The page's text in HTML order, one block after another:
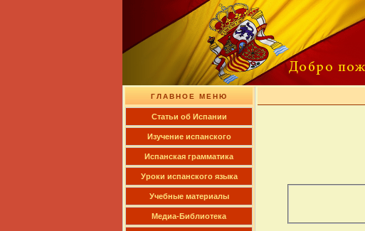
ГЛАВНОЕ МЕНЮ
Cтатьи об Испании
Изучение испанского
Испанская грамматика
Уроки испанского языка
Учебные материалы
Медиа-Библиотека